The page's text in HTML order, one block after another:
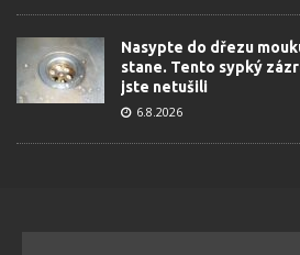
Nasypte do dřezu
stane. Tento sypký
jste netušili
6.8.2026